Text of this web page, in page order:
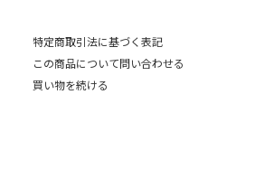
特定商取引法に基づく表記
この商品について問い合わせる
買い物を続ける